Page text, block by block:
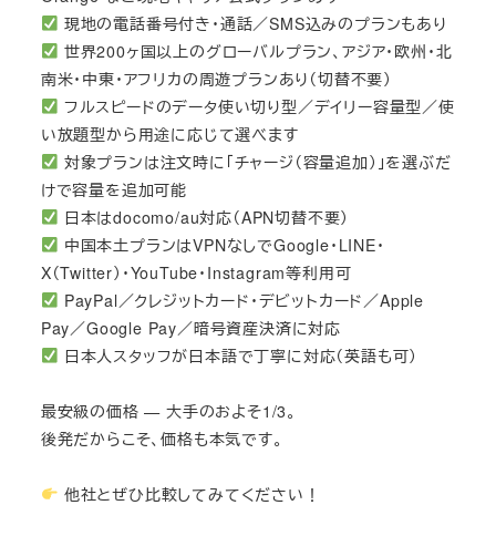
現地の電話番号付き・通話／SMS込みのプランもあり
世界200ヶ国以上のグローバルプラン、アジア・欧州・北
南米・中東・アフリカの周遊プランあり（切替不要）
フルスピードのデータ使い切り型／デイリー容量型／使
い放題型から用途に応じて選べます
対象プランは注文時に「チャージ（容量追加）」を選ぶだ
けで容量を追加可能
日本はdocomo/au対応（APN切替不要）
中国本土プランはVPNなしでGoogle・LINE・
X（Twitter）・YouTube・Instagram等利用可
PayPal／クレジットカード・デビットカード／Apple
Pay／Google Pay／暗号資産決済に対応
日本人スタッフが日本語で丁寧に対応（英語も可）
最安級の価格 — 大手のおよそ1/3。
後発だからこそ、価格も本気です。
他社とぜひ比較してみてください！